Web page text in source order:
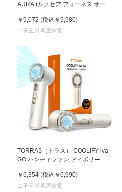
AURA (ルクセア フォーネス オー
￥9,072 (税込 ￥9,980)
二子玉川 蔦屋家電
TORRAS（トラス） COOLIFY iva
GO ハンディファン アイボリー
￥6,354 (税込 ￥6,990)
二子玉川 蔦屋家電